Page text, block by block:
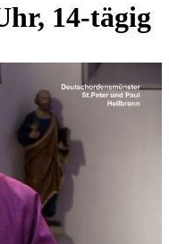
14-tägig